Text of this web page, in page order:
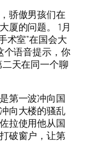
骄傲男孩们在
厦的问题。 1月
术室”在国会大
个语音提示，你
天在同一个聊
第一波冲向国
向大楼的骚乱
拉使用他从国
破窗户，让第